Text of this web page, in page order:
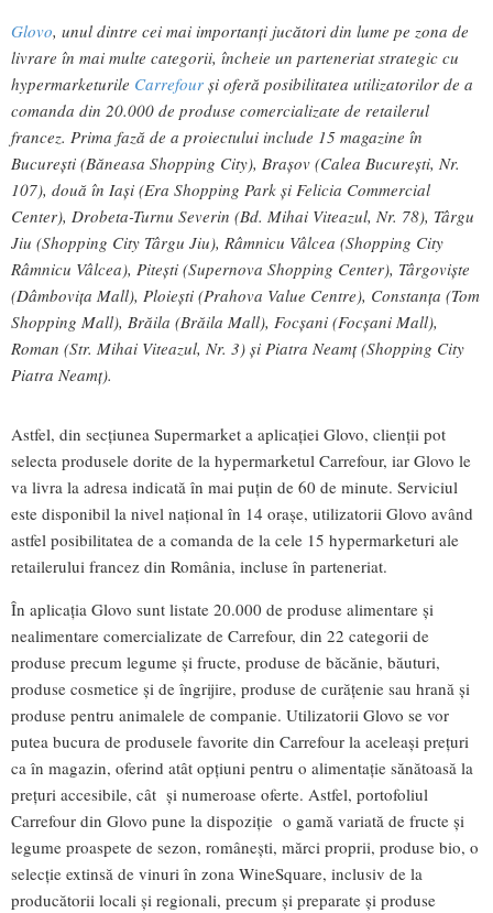
Glovo, unul dintre cei mai importanți jucători din lume pe zona de
livrare în mai multe categorii, încheie un parteneriat strategic cu
hypermarketurile Carrefour și oferă posibilitatea utilizatorilor de a
comanda din 20.000 de produse comercializate de retailerul
francez. Prima fază de a proiectului include 15 magazine în
București (Băneasa Shopping City), Brașov (Calea București, Nr.
107), două în Iași (Era Shopping Park și Felicia Commercial
Center), Drobeta-Turnu Severin (Bd. Mihai Viteazul, Nr. 78), Târgu
Jiu (Shopping City Târgu Jiu), Râmnicu Vâlcea (Shopping City
Râmnicu Vâlcea), Pitești (Supernova Shopping Center), Târgoviște
(Dâmbovița Mall), Ploiești (Prahova Value Centre), Constanța (Tom
Shopping Mall), Brăila (Brăila Mall), Focșani (Focșani Mall),
Roman (Str. Mihai Viteazul, Nr. 3) și Piatra Neamț (Shopping City
Piatra Neamț).
Astfel, din secțiunea Supermarket a aplicației Glovo, clienții pot
selecta produsele dorite de la hypermarketul Carrefour, iar Glovo le
va livra la adresa indicată în mai puțin de 60 de minute. Serviciul
este disponibil la nivel național în 14 orașe, utilizatorii Glovo având
astfel posibilitatea de a comanda de la cele 15 hypermarketuri ale
retailerului francez din România, incluse în parteneriat.
În aplicația Glovo sunt listate 20.000 de produse alimentare și
nealimentare comercializate de Carrefour, din 22 categorii de
produse precum legume și fructe, produse de băcănie, băuturi,
produse cosmetice și de îngrijire, produse de curățenie sau hrană și
produse pentru animalele de companie. Utilizatorii Glovo se vor
putea bucura de produsele favorite din Carrefour la aceleași prețuri
ca în magazin, oferind atât opțiuni pentru o alimentație sănătoasă la
prețuri accesibile, cât și numeroase oferte. Astfel, portofoliul
Carrefour din Glovo pune la dispoziție o gamă variată de fructe și
legume proaspete de sezon, românești, mărci proprii, produse bio, o
selecție extinsă de vinuri în zona WineSquare, inclusiv de la
producătorii locali și regionali, precum și preparate și produse